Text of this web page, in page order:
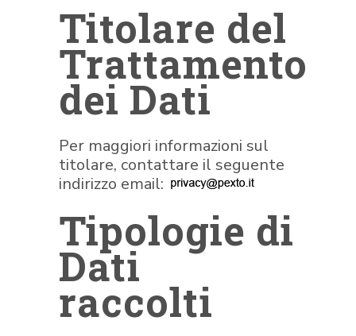
Titolare del
Trattamento
dei Dati
Per maggiori informazioni sul
titolare, contattare il seguente
indirizzo email:
Tipologie di
Dati
raccolti